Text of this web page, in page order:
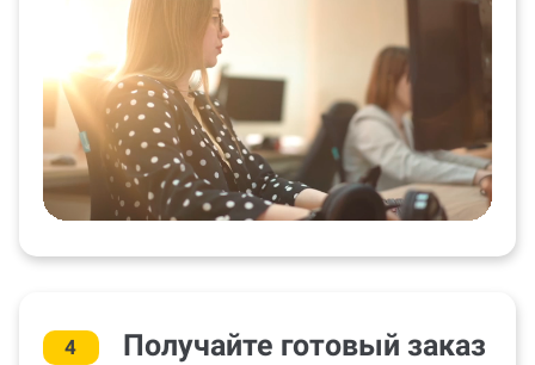
4 Получайте готовый заказ